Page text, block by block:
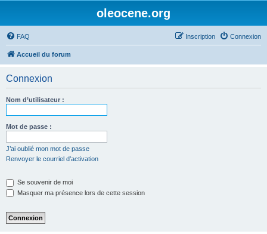
oleocene.org
FAQ Connexion
Inscription
Accueil du forum
Connexion
Nom d’utilisateur :
Mot de passe :
J’ai oublié mon mot de passe
Renvoyer le courriel d’activation
Se souvenir de moi
Masquer ma présence lors de cette session